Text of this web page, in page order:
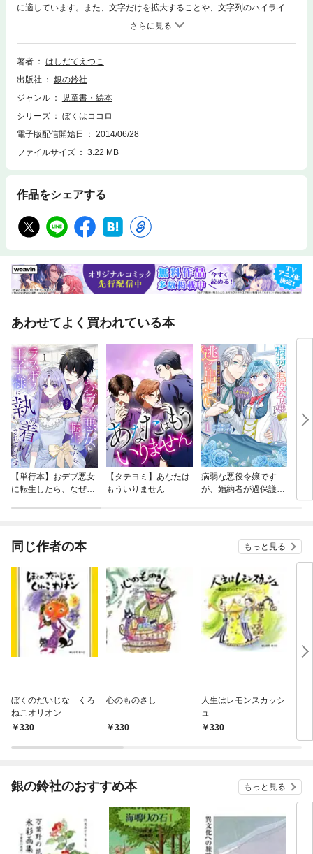
に適しています。また、文字だけを拡大することや、文字列のハイライ
ト、検索、辞書の参照、引用などの機能が使用できません。人は、どうし
てなやむのかな。もしかしたら、心があるから？もし心がなかったら、な
やみなんかないのかな。なやみがすきなひといる？ まさか、いないよ
ね。だったら、そんなめんどうなものなくてもいいのにね。でも、みんな
著者
はしだてえつこ
出版社
銀の鈴社
ジャンル
児童書・絵本
シリーズ
ぼくはココロ
電子版配信開始日
2014/06/28
ファイルサイズ
3.22 MB
作品をシェアする
あわせてよく買われている本
【単行本】おデブ悪女
に転生したら、なぜか
【タテヨミ】あなたは
もういりません
病弱な悪役令嬢です
が、婚約者が過保護す
妹
同じ作者の本 もっと見る
ぼくのだいじな くろ
ねこオリオン
330
心のものさし
330
人生はレモンスカッシ
ュ
330
がし
銀の鈴社のおすすめ本 もっと見る